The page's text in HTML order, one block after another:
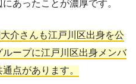
あったことが濃厚です。
介さんも江戸川区出身を公
ープに江戸川区出身メンバ
点があります。